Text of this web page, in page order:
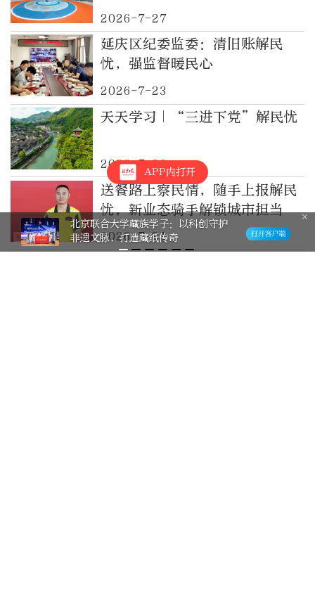
民忧
2026-7-27
延庆区纪委监委：清旧账解民
忧，强监督暖民心
2026-7-23
天天学习｜“三进下党”解民忧
2026-7-23
送餐路上察民情，随手上报解民
忧，新业态骑手解锁城市担当
2026-7-21
APP内打开
族学子：以科创守护
藏纸传奇
辩证智慧